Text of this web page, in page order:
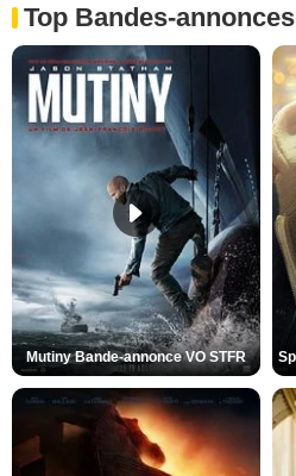
Top Bandes-annonces
Mutiny Bande-annonce VO STFR